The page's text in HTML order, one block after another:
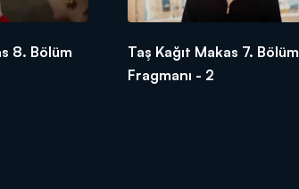
8. Bölüm
Taş Kağıt Makas 7. Bölüm
Fragmanı - 2